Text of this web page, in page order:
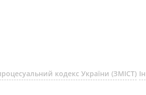
кодекс України (ЗМІСТ)